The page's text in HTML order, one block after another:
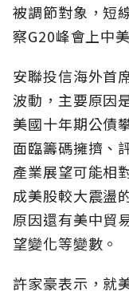
被調節對象，短
察G20峰會上中
安聯投信海外首
波動，主要原因
美國十年期公債
面臨籌碼擁擠、
產業展望可能相
成美股較大震盪
原因還有美中貿
望變化等變數。
許家豪表示，就